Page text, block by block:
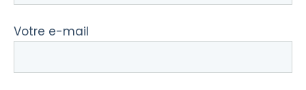
Votre e-mail